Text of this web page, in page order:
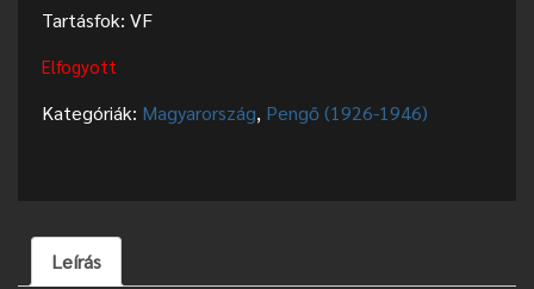
Tartásfok: VF
Elfogyott
Kategóriák: Magyarország, Pengő (1926-1946)
Leírás